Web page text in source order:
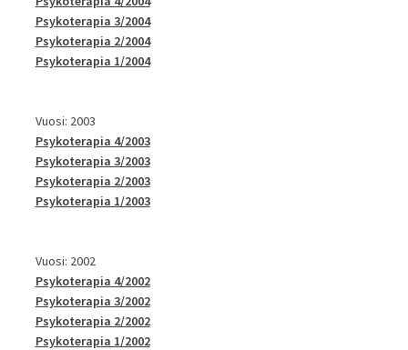
Psykoterapia 3/2004
Psykoterapia 2/2004
Psykoterapia 1/2004
Vuosi: 2003
Psykoterapia 4/2003
Psykoterapia 3/2003
Psykoterapia 2/2003
Psykoterapia 1/2003
Vuosi: 2002
Psykoterapia 4/2002
Psykoterapia 3/2002
Psykoterapia 2/2002
Psykoterapia 1/2002